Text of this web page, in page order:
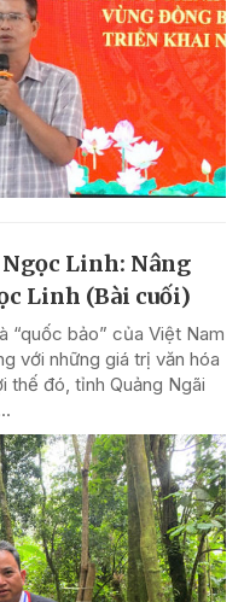
Linh: Nâng
Linh (Bài cuối)
“quốc bảo” của Việt Nam
với những giá trị văn hóa
thế đó, tỉnh Quảng Ngãi